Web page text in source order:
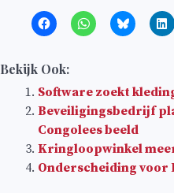
Bekijk Ook:
Software zoekt
Beveiligingsbedrijf
Congolees beeld
Kringloopwinkel
Onderscheiding voor